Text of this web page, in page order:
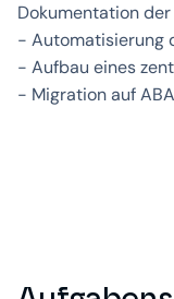
Dokumentation
- Automatisierung
- Aufbau eines
- Migration auf